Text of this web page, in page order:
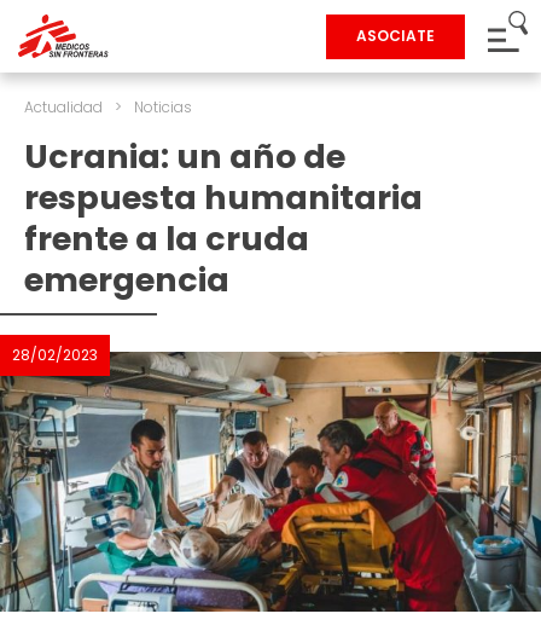
ASOCIATE
Actualidad > Noticias
Ucrania: un año de
respuesta humanitaria
frente a la cruda
emergencia
28/02/2023